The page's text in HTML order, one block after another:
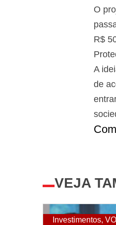
O
R$
A
de
VEJA
Investimentos,